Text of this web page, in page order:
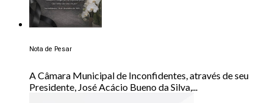
Nota de Pesar
A Câmara Municipal de Inconfidentes, através de seu
Presidente, José Acácio Bueno da Silva,...